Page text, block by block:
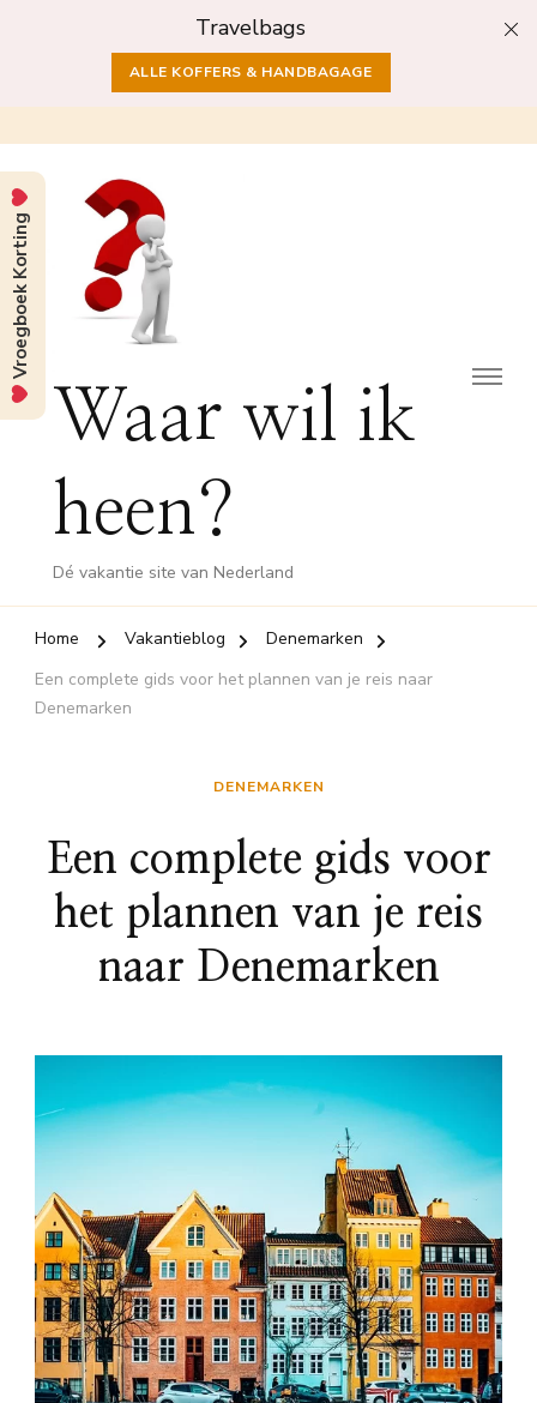
Travelbags
ALLE KOFFERS & HANDBAGAGE
Waar wil ik
heen?
Dé vakantie site van Nederland
Home Vakantieblog
Denemarken
Een complete gids voor het plannen van je reis naar
Denemarken
DENEMARKEN
Een complete gids voor
het plannen van je reis
naar Denemarken
Vroegboek Korting